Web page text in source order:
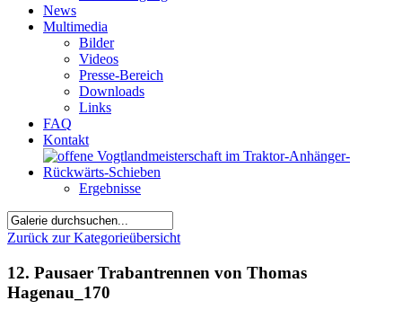
News
Multimedia
Bilder
Videos
Presse-Bereich
Downloads
Links
FAQ
Kontakt
Ergebnisse
Zurück zur Kategorieübersicht
12. Pausaer Trabantrennen von Thomas
Hagenau_170